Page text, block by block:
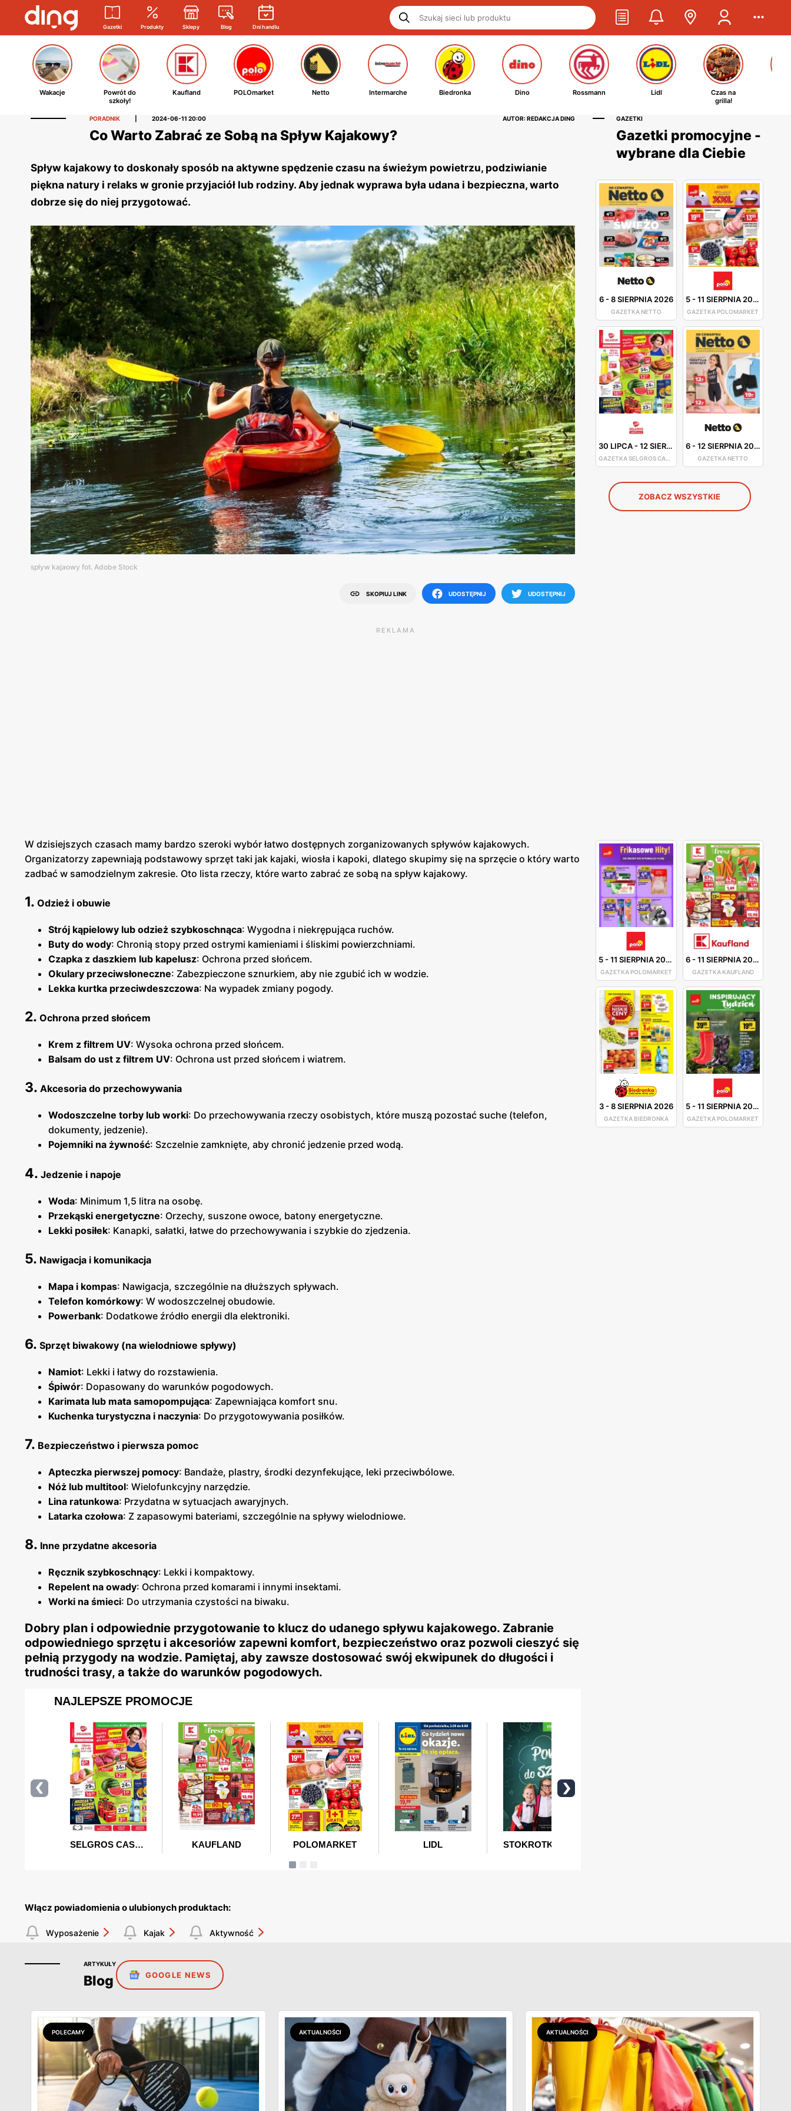
Gazetki Produkty Sklepy Blog Dni handlu
Wakacje
Powrót do
szkoły!
Kaufland POLOmarket Netto Intermarche Biedronka Dino Rossmann Lidl
Czas na
grilla!
PORADNIK 2024-06-11 20:00 AUTOR: REDAKCJA DING
Co Warto Zabrać ze Sobą na Spływ Kajakowy?
Spływ kajakowy to doskonały sposób na aktywne spędzenie czasu na świeżym powietrzu, podziwianie
piękna natury i relaks w gronie przyjaciół lub rodziny. Aby jednak wyprawa była udana i bezpieczna, warto
dobrze się do niej przygotować.
spływ kajaowy fot. Adobe Stock
SKOPIUJ LINK UDOSTĘPNIJ UDOSTĘPNIJ
GAZETKI
Gazetki promocyjne -
wybrane dla Ciebie
6-8 SIERPNIA 2026
GAZETKA NETTO
5-11 SIERPNIA 2026
GAZETKA POLOMARKET
30 LIPCA-12 SIERPNIA 2026
GAZETKA SELGROS CASH&CARRY
6-12 SIERPNIA 2026
GAZETKA NETTO
ZOBACZ WSZYSTKIE
5-11 SIERPNIA 2026
GAZETKA POLOMARKET
6-11 SIERPNIA 2026
GAZETKA KAUFLAND
3-8 SIERPNIA 2026
GAZETKA BIEDRONKA
5-11 SIERPNIA 2026
GAZETKA POLOMARKET
REKLAMA
W dzisiejszych czasach mamy bardzo szeroki wybór łatwo dostępnych zorganizowanych spływów kajakowych.
Organizatorzy zapewniają podstawowy sprzęt taki jak kajaki, wiosła i kapoki, dlatego skupimy się na sprzęcie o który warto
zadbać w samodzielnym zakresie. Oto lista rzeczy, które warto zabrać ze sobą na spływ kajakowy.
1. Odzież i obuwie
Strój kąpielowy lub odzież szybkoschnąca: Wygodna i niekrępująca ruchów.
Buty do wody: Chronią stopy przed ostrymi kamieniami i śliskimi powierzchniami.
Czapka z daszkiem lub kapelusz: Ochrona przed słońcem.
Okulary przeciwsłoneczne: Zabezpieczone sznurkiem, aby nie zgubić ich w wodzie.
Lekka kurtka przeciwdeszczowa: Na wypadek zmiany pogody.
2. Ochrona przed słońcem
Krem z filtrem UV: Wysoka ochrona przed słońcem.
Balsam do ust z filtrem UV: Ochrona ust przed słońcem i wiatrem.
3. Akcesoria do przechowywania
Wodoszczelne torby lub worki: Do przechowywania rzeczy osobistych, które muszą pozostać suche (telefon,
dokumenty, jedzenie).
Pojemniki na żywność: Szczelnie zamknięte, aby chronić jedzenie przed wodą.
4. Jedzenie i napoje
Woda: Minimum 1,5 litra na osobę.
Przekąski energetyczne: Orzechy, suszone owoce, batony energetyczne.
Lekki posiłek: Kanapki, sałatki, łatwe do przechowywania i szybkie do zjedzenia.
5. Nawigacja i komunikacja
Mapa i kompas: Nawigacja, szczególnie na dłuższych spływach.
Telefon komórkowy: W wodoszczelnej obudowie.
Powerbank: Dodatkowe źródło energii dla elektroniki.
6. Sprzęt biwakowy (na wielodniowe spływy)
Namiot: Lekki i łatwy do rozstawienia.
Śpiwór: Dopasowany do warunków pogodowych.
Karimata lub mata samopompująca: Zapewniająca komfort snu.
Kuchenka turystyczna i naczynia: Do przygotowywania posiłków.
7. Bezpieczeństwo i pierwsza pomoc
Apteczka pierwszej pomocy: Bandaże, plastry, środki dezynfekujące, leki przeciwbólowe.
Nóż lub multitool: Wielofunkcyjny narzędzie.
Lina ratunkowa: Przydatna w sytuacjach awaryjnych.
Latarka czołowa: Z zapasowymi bateriami, szczególnie na spływy wielodniowe.
8. Inne przydatne akcesoria
Ręcznik szybkoschnący: Lekki i kompaktowy.
Repelent na owady: Ochrona przed komarami i innymi insektami.
Worki na śmieci: Do utrzymania czystości na biwaku.
Dobry plan i odpowiednie przygotowanie to klucz do udanego spływu kajakowego. Zabranie
odpowiedniego sprzętu i akcesoriów zapewni komfort, bezpieczeństwo oraz pozwoli cieszyć się
pełnią przygody na wodzie. Pamiętaj, aby zawsze dostosować swój ekwipunek do długości i
trudności trasy, a także do warunków pogodowych.
Włącz powiadomienia o ulubionych produktach:
Wyposażenie Kajak Aktywność
ARTYKUŁY
Blog GOOGLE NEWS
POLECAMY AKTUALNOŚCI AKTUALNOŚCI